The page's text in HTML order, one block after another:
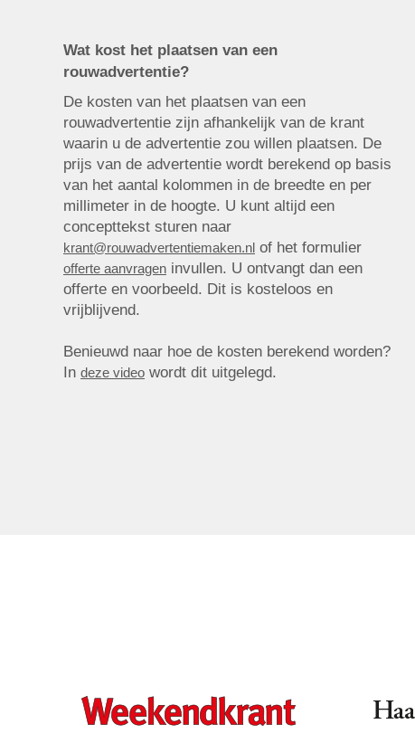
Wat kost het plaatsen van een
rouwadvertentie?
De kosten van het plaatsen van een
rouwadvertentie zijn afhankelijk van de krant
waarin u de advertentie zou willen plaatsen. De
prijs van de advertentie wordt berekend op basis
van het aantal kolommen in de breedte en per
millimeter in de hoogte. U kunt altijd een
concepttekst sturen naar
krant@rouwadvertentiemaken.nl of het formulier
offerte aanvragen invullen. U ontvangt dan een
offerte en voorbeeld. Dit is kosteloos en
vrijblijvend.
Benieuwd naar hoe de kosten berekend worden?
In deze video wordt dit uitgelegd.